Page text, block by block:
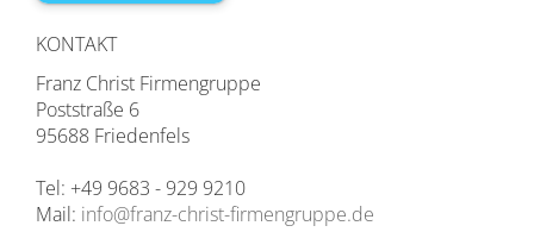
KONTAKT
Franz Christ Firmengruppe
Poststraße 6
95688 Friedenfels
Tel: +49 9683 - 929 9210
Mail: info@franz-christ-firmengruppe.de